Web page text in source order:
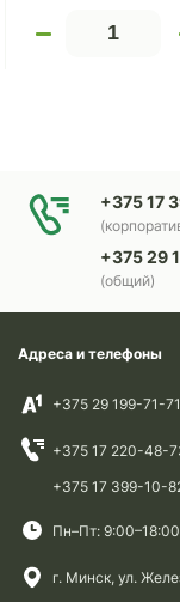
+375 17
+375 29
(общий)
Адреса и телефоны
+375 29 199-71-71
+375 17 220-48-
+375 17 399-10-
Пн–Пт: 9:00–18:00
г. Минск, ул.